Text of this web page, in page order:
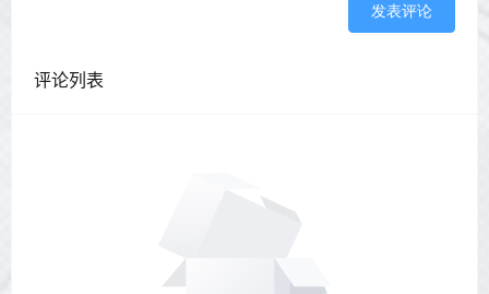
发表评论
评论列表